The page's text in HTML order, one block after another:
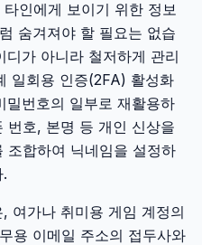
인에게 보이기 위한 정보
숨겨져야 할 필요는 없습
가 아니라 철저하게 관리
일회용 인증(2FA) 활성화
밀번호의 일부로 재활용하
번호, 본명 등 개인 신상을
조합하여 닉네임을 설정하
여가나 취미용 게임 계정의
용 이메일 주소의 접두사와